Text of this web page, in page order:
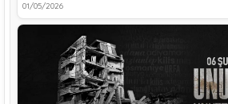
01/05/2026